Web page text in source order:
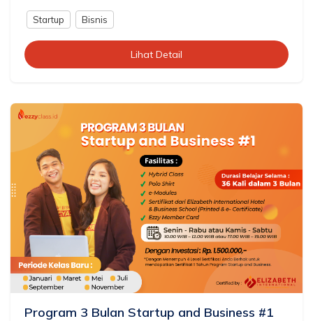
Startup Bisnis
Lihat Detail
Program 3 Bulan Startup and Business #1